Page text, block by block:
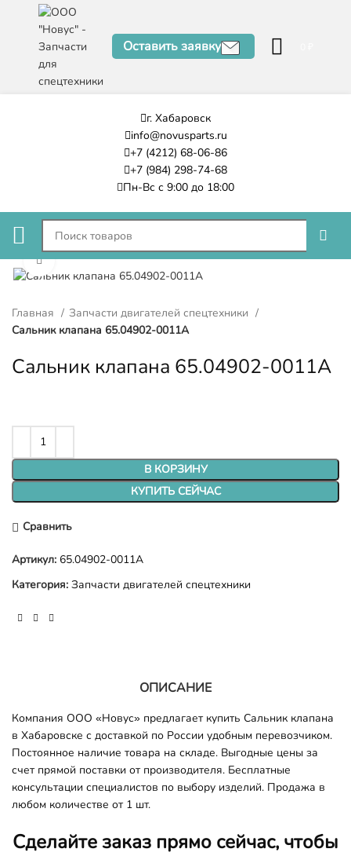
Оставить заявку
г. Хабаровск
info@novusparts.ru
+7 (4212) 68-06-86
+7 (984) 298-74-68
Пн-Вс с 9:00 до 18:00
Нажмите, чтобы увеличить
Главная
Запчасти двигателей спецтехники
Сальник клапана 65.04902-0011A
Сальник клапана 65.04902-0011A
В КОРЗИНУ
КУПИТЬ СЕЙЧАС
Сравнить
Артикул: 65.04902-0011A
Категория: Запчасти двигателей спецтехники
ОПИСАНИЕ
Компания ООО «Новус» предлагает купить Сальник клапана
в Хабаровске с доставкой по России удобным перевозчиком.
Постоянное наличие товара на складе. Выгодные цены за
счет прямой поставки от производителя. Бесплатные
консультации специалистов по выбору изделий. Продажа в
любом количестве от 1 шт.
Сделайте заказ прямо сейчас, чтобы